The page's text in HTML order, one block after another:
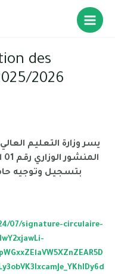
des
2026
يسر وزارة التعليم
بتسجيل وتوجيه
07/signature-circulaire-